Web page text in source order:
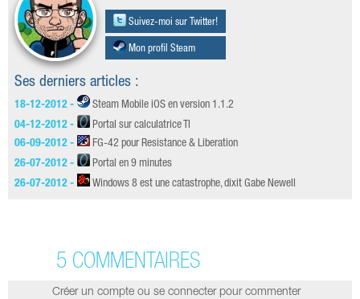
Suivez-moi sur Twitter!
Mon profil Steam
Ses derniers articles :
18-12-2012 -
Steam Mobile iOS en version 1.1.2
04-12-2012 -
Portal sur calculatrice TI
06-09-2012 -
FG-42 pour Resistance & Liberation
26-07-2012 -
Portal en 9 minutes
26-07-2012 -
Windows 8 est une catastrophe, dixit Gabe Newell
5 COMMENTAIRES
Créer un compte ou se connecter pour commenter